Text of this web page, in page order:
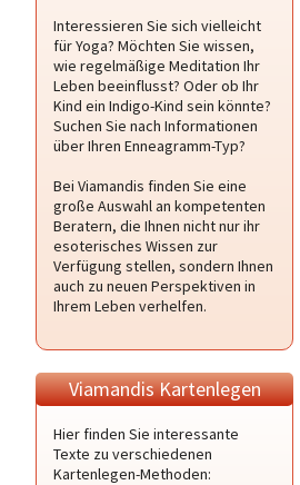
Interessieren Sie sich vielleicht
für Yoga? Möchten Sie wissen,
wie regelmäßige Meditation Ihr
Leben beeinflusst? Oder ob Ihr
Kind ein Indigo-Kind sein könnte?
Suchen Sie nach Informationen
über Ihren Enneagramm-Typ?
Bei Viamandis finden Sie eine
große Auswahl an kompetenten
Beratern, die Ihnen nicht nur ihr
esoterisches Wissen zur
Verfügung stellen, sondern Ihnen
auch zu neuen Perspektiven in
Ihrem Leben verhelfen.
Viamandis Kartenlegen
Hier finden Sie interessante
Texte zu verschiedenen
Kartenlegen-Methoden: